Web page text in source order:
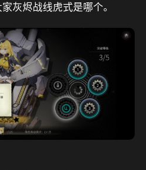
灰烬战线虎式是哪个。